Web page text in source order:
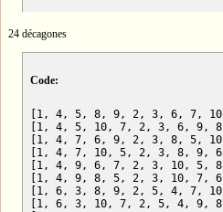
24 décagones
Code:
[1, 4, 5, 8, 9, 2, 3, 6, 7, 10]
[1, 4, 5, 10, 7, 2, 3, 6, 9, 8]
[1, 4, 7, 6, 9, 2, 3, 8, 5, 10]
[1, 4, 7, 10, 5, 2, 3, 8, 9, 6]
[1, 4, 9, 6, 7, 2, 3, 10, 5, 8]
[1, 4, 9, 8, 5, 2, 3, 10, 7, 6]
[1, 6, 3, 8, 9, 2, 5, 4, 7, 10]
[1, 6, 3, 10, 7, 2, 5, 4, 9, 8]